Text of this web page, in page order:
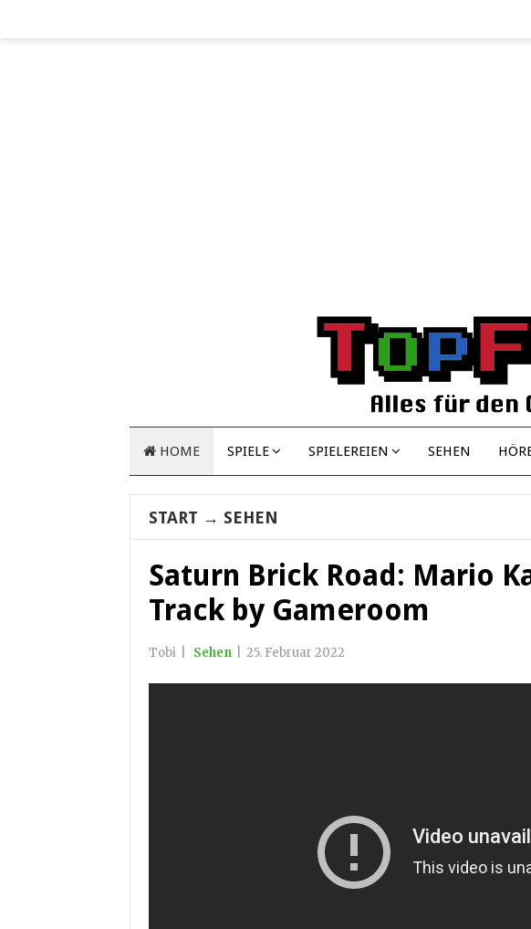
HOME SPIELE SPIELEREIEN SEHEN
START → SEHEN
Saturn Brick Road: Mario
Track by Gameroom
Tobi Sehen 25. Februar 2022